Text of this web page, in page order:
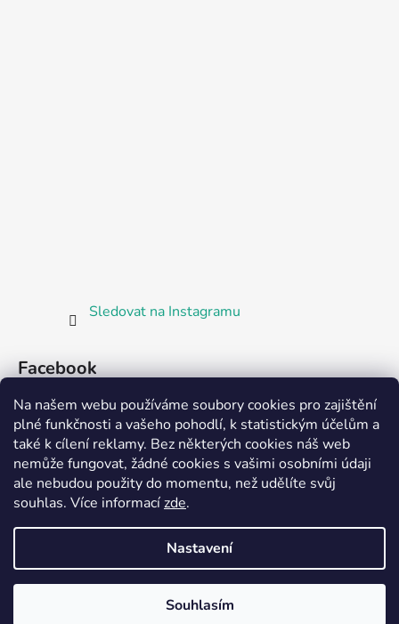
Na našem webu používáme soubory cookies pro zajištění
plné funkčnosti a vašeho pohodlí, k statistickým účelům a
také k cílení reklamy. Bez některých cookies náš web
nemůže fungovat, žádné cookies s vašimi osobními údaji
ale nebudou použity do momentu, než udělíte svůj
souhlas. Více informacízde.
Nastavení
Souhlasím
Sledovat na Instagramu
Facebook
Partnerská prodejna Barefoot Plzeň
Vytvořil Shoptet
Bosorka Plzeň